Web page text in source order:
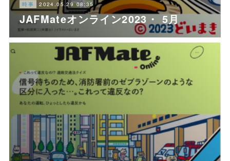
時事 2024.05.29 08:35
JAFMateオンライン2023・ 5月